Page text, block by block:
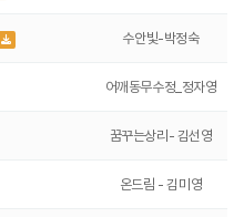
수안빛-박정숙
어깨동무수정_정자영
꿈꾸는상리- 김선영
온드림 - 김미영